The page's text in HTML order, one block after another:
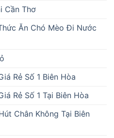
Cần Thơ
Ăn Chó Mèo Đi Nước
Rẻ Số 1 Biên Hòa
Rẻ Số 1 Tại Biên Hòa
Chân Không Tại Biên